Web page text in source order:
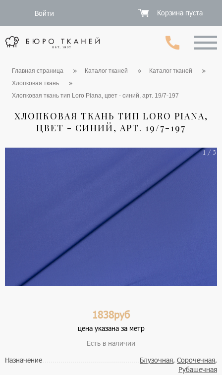
Войти Корзина пуста
Главная страница Каталог тканей
Каталог тканей
Хлопковая ткань
Хлопковая ткань тип Loro Piana, цвет - синий, арт. 19/7-197
ХЛОПКОВАЯ ТКАНЬ ТИП LORO PIANA,
ЦВЕТ - СИНИЙ, АРТ. 19/7-197
1 / 3
1838руб
цена указана за метр
Есть в наличии
Назначение
Блузочная, Сорочечная,
Рубашечная